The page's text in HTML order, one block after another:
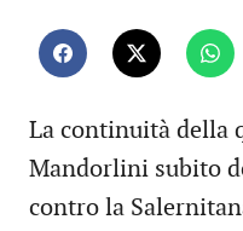
La continuità della
Mandorlini subito
contro la